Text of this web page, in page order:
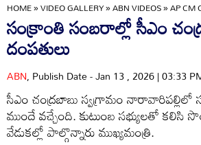
HOME»VIDEO GALLERY»ABN VIDEOS»AP CM
సంక్రాంతి సంబరాల్లో సీఎం
దంపతులు
ABN, Publish Date - Jan 13 , 2026 | 03:33
సీఎం చంద్రబాబు స్వగ్రామం నారావారిపల్లిలో
ముందే వచ్చేంది. కుటుంబ సభ్యులతో కలిసి
వేడుకల్లో పాల్గొన్నారు ముఖ్యమంత్రి.